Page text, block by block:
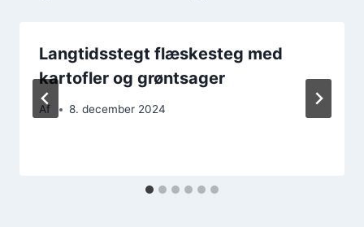
Langtidsstegt flæskesteg med
kartofler og grøntsager
Af 8. december 2024